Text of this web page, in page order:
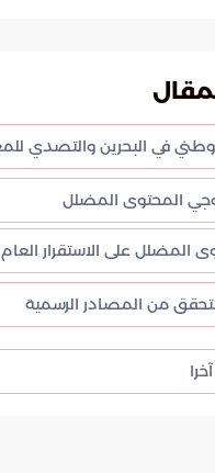
المحتوى المضلل
المضلل على الاستقرار العام
من المصادر الرسمية